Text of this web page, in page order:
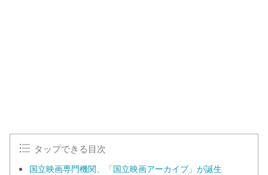
タップできる目次
国立映画専門機関、「国立映画アーカイブ」が誕生